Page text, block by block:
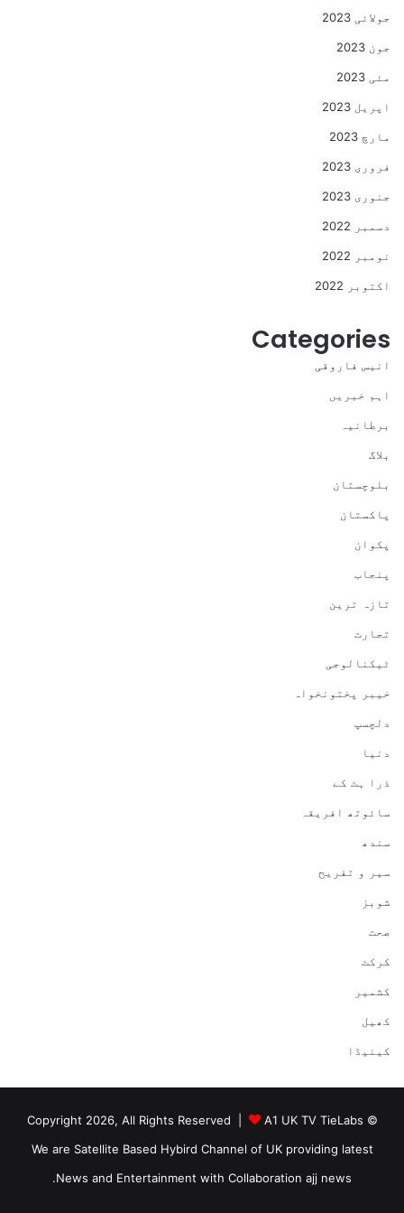
جولائی 2023
جون 2023
مئی 2023
اپریل 2023
مارچ 2023
فروری 2023
جنوری 2023
دسمبر 2022
نومبر 2022
اکتوبر 2022
Categories
انیس فاروقی
اہم خبریں
برطانیہ
بلاگ
بلوچستان
پاکستان
پکوان
پنجاب
تازہ ترین
تجارت
ٹیکنالوجی
خیبر پختونخواہ
دلچسپ
دنیا
ذرا ہٹ کے
سائوتھ افریقہ
سندھ
سیر و تفریح
شوبز
صحت
کرکٹ
کشمیر
کھیل
کینیڈا
© Copyright 2026, All Rights Reserved |
A1 UK TV TieLabs
We are Satellite Based Hybird Channel of UK providing latest
News and Entertainment with Collaboration ajj news.